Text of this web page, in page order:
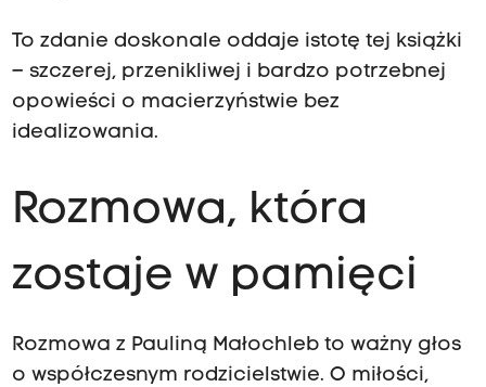
To zdanie doskonale oddaje istotę tej książki
– szczerej, przenikliwej i bardzo potrzebnej
opowieści o macierzyństwie bez
idealizowania.
Rozmowa, która
zostaje w pamięci
Rozmowa z Pauliną Małochleb to ważny głos
o współczesnym rodzicielstwie. O miłości,